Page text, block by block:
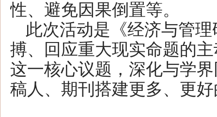
性、避免因果倒置等。
此次活动是《经济与管
搏、回应重大现实命题的
这一核心议题，深化与学
稿人、期刊搭建更多、更